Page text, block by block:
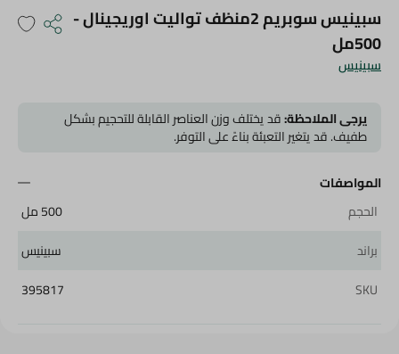
سبينيس
سبينيس سوبريم 2منظف تواليت اوريجينال -
500مل
يرجى الملاحظة:قد يختلف وزن العناصر القابلة للتحجيم بشكل
طفيف. قد يتغير التعبئة بناءً على التوفر.
المواصفات
الحجم
500 مل
براند
سبينيس
SKU
395817